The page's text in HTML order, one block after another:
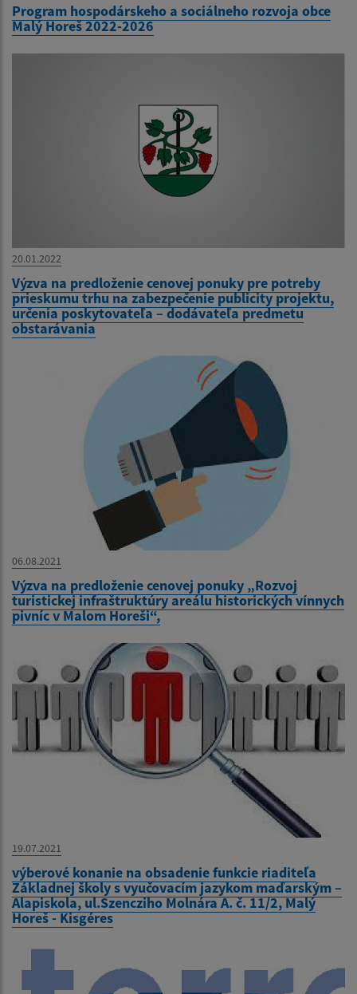
Program hospodárskeho a sociálneho rozvoja obce
Malý Horeš 2022-2026
20.01.2022
Výzva na predloženie cenovej ponuky pre potreby
prieskumu trhu na zabezpečenie publicity projektu,
určenia poskytovateľa – dodávateľa predmetu
obstarávania
06.08.2021
Výzva na predloženie cenovej ponuky „Rozvoj
turistickej infraštruktúry areálu historických vínnych
pivníc v Malom Horeši“,
19.07.2021
výberové konanie na obsadenie funkcie riaditeľa
Základnej školy s vyučovacím jazykom maďarským –
Alapiskola, ul.Szencziho Molnára A. č. 11/2, Malý
Horeš - Kisgéres